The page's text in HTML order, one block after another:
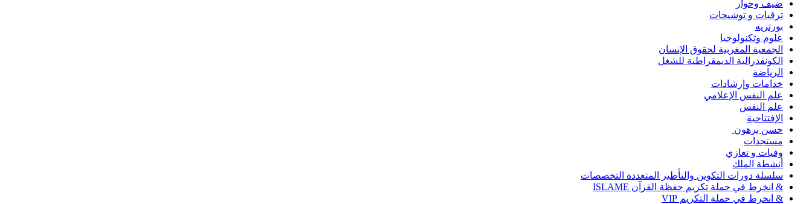
ضيف وحوار
ترقيات و توشيحات
بورتريه
علوم وتكنولوجيا
الجمعية المغربية لحقوق الإنسان
الكونفدرالية الديمقراطية للشغل
الرياضة
خدامات وإرشادات
علم النفس الإعلامي
علم النفس
الإفتتاحية
حسن برهون
مستجدات
وفيات و تعازي
أنشطة الملك
سلسلة دورات التكوين والتأطير المتعددة التخصصات
& انخرط في حملة تكريم حفظة القرآن ISLAME
& انخرط في حملة التكريم VIP